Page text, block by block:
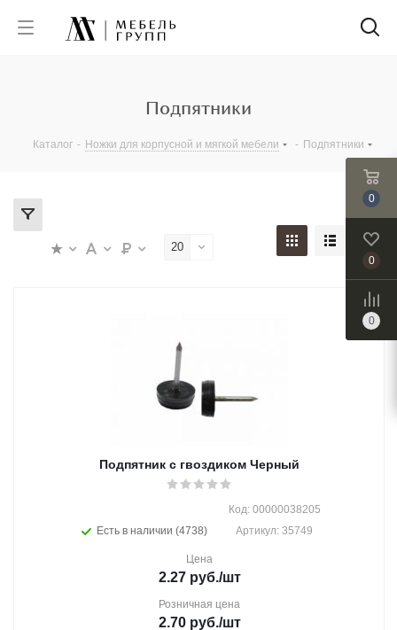
Подпятники
Каталог - Ножки для корпусной и мягкой мебели - Подпятники
20
Подпятник с гвоздиком Черный
Есть в наличии (4738)
Код: 00000038205
Артикул: 35749
Цена
2.27руб./шт
Розничная цена
2.70руб./шт
0
0
0